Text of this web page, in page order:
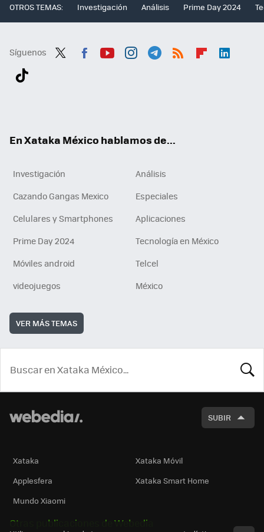
OTROS TEMAS: Investigación Análisis Prime Day 2024
Síguenos
En Xataka México hablamos de...
Investigación
Análisis
Cazando Gangas Mexico
Especiales
Celulares y Smartphones
Aplicaciones
Prime Day 2024
Tecnología en México
Móviles android
Telcel
videojuegos
México
VER MÁS TEMAS
SUBIR
Xataka
Xataka Móvil
Applesfera
Xataka Smart Home
Mundo Xiaomi
Otras publicaciones de Webedia